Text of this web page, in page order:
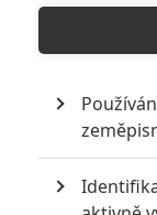
5
8